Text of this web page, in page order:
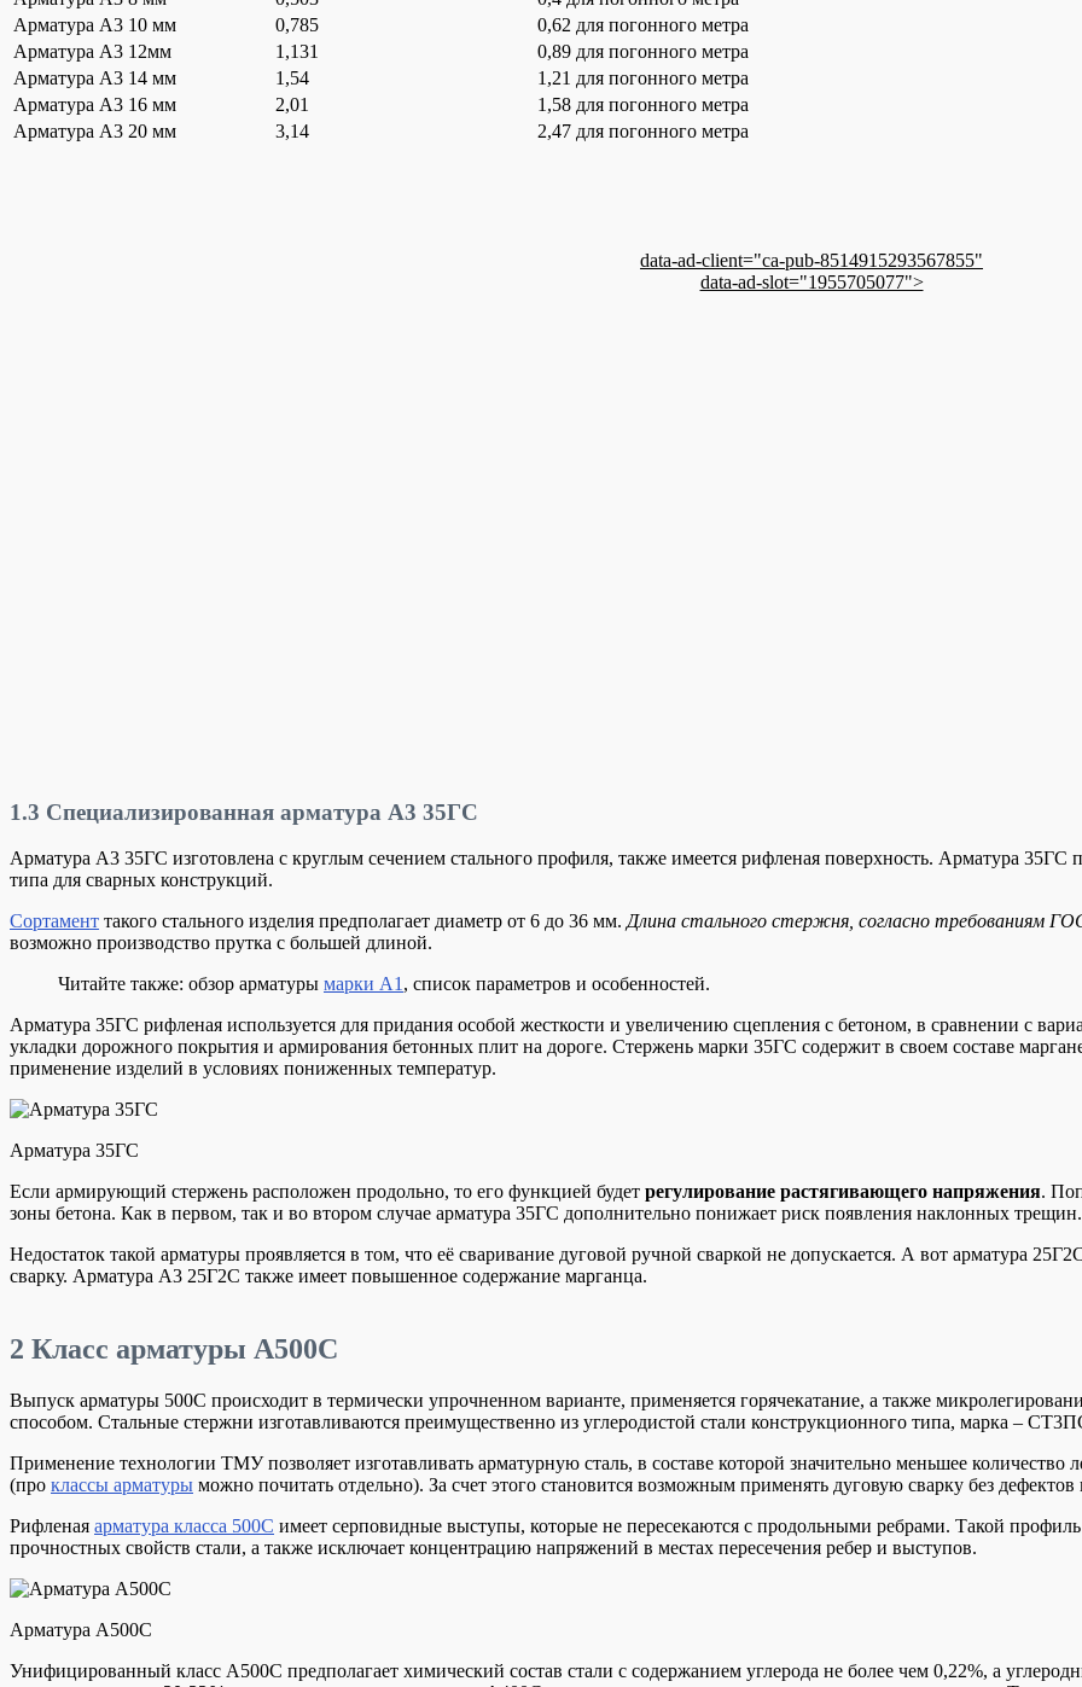
Арматура А3 10 мм
0,785
0,62 для погонного метра
Арматура А3 12мм
1,131
0,89 для погонного метра
Арматура А3 14 мм
1,54
1,21 для погонного метра
Арматура А3 16 мм
2,01
1,58 для погонного метра
Арматура А3 20 мм
3,14 2,47 для погонного метра
data-ad-client="ca-pub-8514915293567855"
data-ad-slot="1955705077">
1.3 Специализированная арматура А3 35ГС
Арматура А3 35ГС изготовлена с круглым сечением стального профиля, также имеется рифленая поверхность. Арматура 35ГС
типа для сварных конструкций.
Сортамент такого стального изделия предполагает диаметр от 6 до 36 мм. Длина стального стержня, согласно требованиям
возможно производство прутка с большей длиной.
Читайте также: обзор арматуры марки А1 , список параметров и особенностей.
Арматура 35ГС рифленая используется для придания особой жесткости и увеличению сцепления с бетоном, в сравнении с
укладки дорожного покрытия и армирования бетонных плит на дороге. Стержень марки 35ГС содержит в своем составе
применение изделий в условиях пониженных температур.
Арматура 35ГС
Если армирующий стержень расположен продольно, то его функцией будет регулирование растягивающего напряжения.
зоны бетона. Как в первом, так и во втором случае арматура 35ГС дополнительно понижает риск появления наклонных трещин.
Недостаток такой арматуры проявляется в том, что её сваривание дуговой ручной сваркой не допускается. А вот арматура
сварку. Арматура А3 25Г2С также имеет повышенное содержание марганца.
2 Класс арматуры А500С
Выпуск арматуры 500С происходит в термически упрочненном варианте, применяется горячекатание, а также
способом. Стальные стержни изготавливаются преимущественно из углеродистой стали конструкционного типа, марка –
Применение технологии ТМУ позволяет изготавливать арматурную сталь, в составе которой значительно меньшее
(про классы арматуры можно почитать отдельно). За счет этого становится возможным применять дуговую сварку без
Рифленая арматура класса 500С имеет серповидные выступы, которые не пересекаются с продольными ребрами. Такой
прочностных свойств стали, а также исключает концентрацию напряжений в местах пересечения ребер и выступов.
Арматура А500С
Унифицированный класс А500С предполагает химический состав стали с содержанием углерода не более чем 0,22%, а